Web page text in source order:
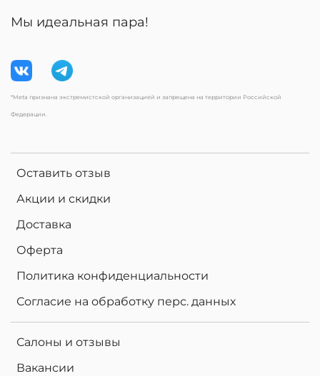
Оставить отзыв
Акции и скидки
Доставка
Оферта
Политика конфиденциальности
Согласие на обработку перс. данных
Салоны и отзывы
Вакансии
Мы идеальная пара!
*Meta признана экстремистской организацией и запрещена на территории Российской
Федерации.